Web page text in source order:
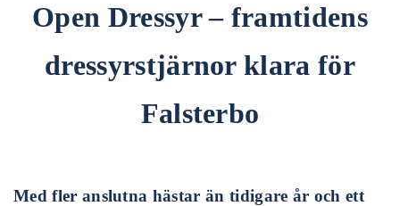
Open Dressyr – framtidens
dressyrstjärnor klara för
Falsterbo
Med fler anslutna hästar än tidigare år och ett